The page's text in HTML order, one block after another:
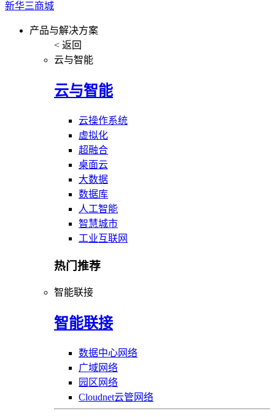
新华三商城
产品与解决方案
< 返回
云与智能
云与智能
云操作系统
虚拟化
超融合
桌面云
大数据
数据库
人工智能
智慧城市
工业互联网
热门推荐
智能联接
智能联接
数据中心网络
广域网络
园区网络
Cloudnet云管网络